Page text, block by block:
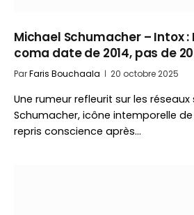
Michael Schumacher – Intox :
coma date de 2014, pas de
ParFaris Bouchaala 20 octobre 2025
Une rumeur refleurit sur les réseaux
Schumacher, icône intemporelle de
repris conscience après…